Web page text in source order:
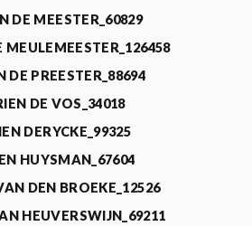
DE MEESTER_60829
MEULEMEESTER_126458
DE PREESTER_88694
DE VOS_34018
DERYCKE_99325
HUYSMAN_67604
DEN BROEKE_12526
HEUVERSWIJN_69211